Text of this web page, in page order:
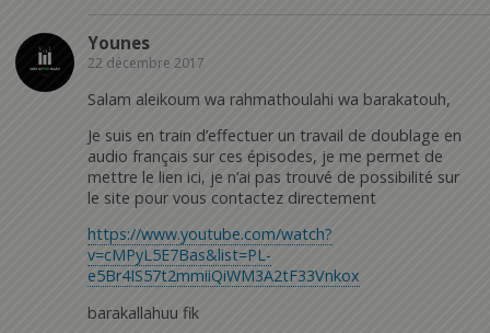
Younes
22 décembre 2017
Salam aleikoum wa rahmathoulahi wa barakatouh,
Je suis en train d’effectuer un travail de doublage en
audio français sur ces épisodes, je me permet de
mettre le lien ici, je n’ai pas trouvé de possibilité sur
le site pour vous contactez directement
https://www.youtube.com/watch?
v=cMPyL5E7Bas&list=PL-
e5Br4IS57t2mmiiQiWM3A2tF33Vnkox
barakallahuu fik